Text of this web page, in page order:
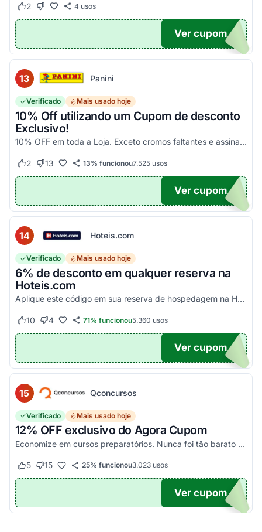
Este cupom funcionou
2 Este cupom não funcionou
4 usos
DO5
Ver cupom
13 Panini
Verificado Mais usado hoje
10% Off utilizando um Cupom de desconto
Exclusivo!
10% OFF em toda a Loja. Exceto cromos faltantes e assinaturas. Aproveite essa exclusividade!
Este cupom funcionou
2 Este cupom não funcionou
13 13% funcionou7.525usos
UPOM
Ver cupom
14 Hoteis.com
Verificado Mais usado hoje
6% de desconto em qualquer reserva na
Hoteis.com
Aplique este código em sua reserva de hospedagem na Hoteis.com para obter 6% de desconto em estabelecimentos participantes da promoção.
Este cupom funcionou
10 Este cupom não funcionou
4 71% funcionou5.360 usos
POM6
Ver cupom
15 Qconcursos
Verificado Mais usado hoje
12% OFF exclusivo do Agora Cupom
Economize em cursos preparatórios. Nunca foi tão barato estudar e mudar a sua carreira!
Este cupom funcionou
5 Este cupom não funcionou
15 25% funcionou3.023usos
OM12
Ver cupom